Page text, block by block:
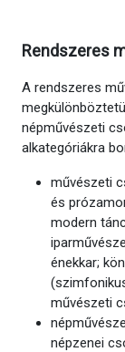
Rendszeres
A rendszeres
népművészeti
alkategóriákra
művészeti
és
modern
énekkar;
művészeti
népzenei